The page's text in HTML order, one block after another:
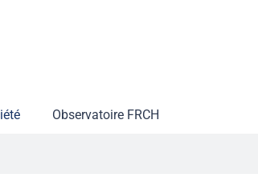
Observatoire FRCH